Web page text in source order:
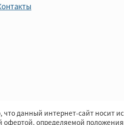
данный интернет-сайт носит
офертой, определяемой